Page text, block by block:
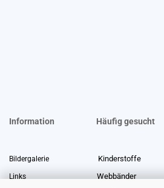
Information Häufig gesucht
Bildergalerie Kinderstoffe
Links Webbänder